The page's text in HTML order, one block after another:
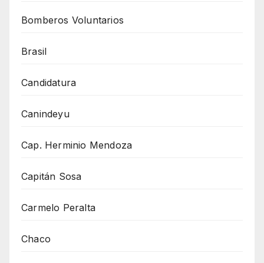
Bomberos Voluntarios
Brasil
Candidatura
Canindeyu
Cap. Herminio Mendoza
Capitán Sosa
Carmelo Peralta
Chaco